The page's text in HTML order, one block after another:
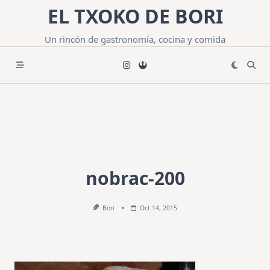
contenido
EL TXOKO DE BORI
Un rincón de gastronomía, cocina y comida
nobrac-200
Bori Oct 14, 2015